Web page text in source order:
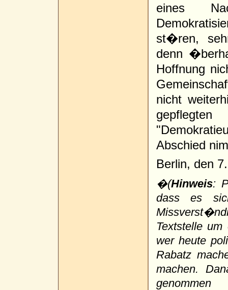
eines
st�ren,
denn
Hoffnung
nicht
Abschied
Berlin, den
�(Hinweis:
dass es
Textstelle
wer heute
Rabatz
machen.